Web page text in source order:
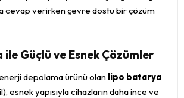
cevap verirken çevre dostu bir çözüm
Güçlü ve Esnek Çözümler
depolama ürünü olan lipo batarya
esnek yapısıyla cihazların daha ince ve